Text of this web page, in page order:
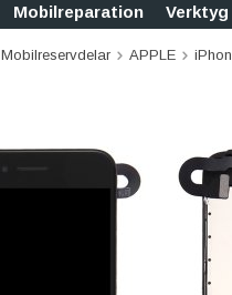
Mobilreparation Verktyg
Mobilreservdelar APPLE